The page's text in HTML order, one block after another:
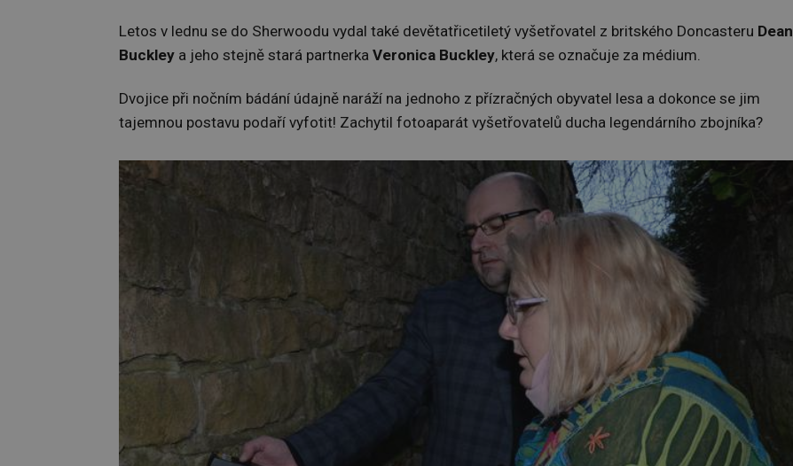
Letos v lednu se do Sherwoodu vydal také devětatřicetiletý vyšetřovatel z britského Doncasteru Dean
Buckley a jeho stejně stará partnerka Veronica Buckley, která se označuje za médium.
Dvojice při nočním bádání údajně naráží na jednoho z přízračných obyvatel lesa a dokonce se jim
tajemnou postavu podaří vyfotit! Zachytil fotoaparát vyšetřovatelů ducha legendárního zbojníka?